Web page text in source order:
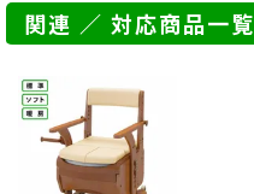
関連 ／ 対応商品一覧